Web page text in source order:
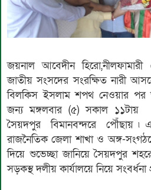
জয়নাল আবেদীন হিরো,নীলফামারী
জাতীয় সংসদের সংরক্ষিত নারী
বিলকিস ইসলাম শপথ নেওয়ার
জন্য মঙ্গলবার (৫) সকাল ১১টায়
সৈয়দপুর বিমানবন্দরে পৌঁছায় ৷
রাজনৈতিক জেলা শাখা ও অঙ্গ-
দিয়ে শুভেচ্ছা জানিয়ে সৈয়দপুর
সড়কস্থ দলীয় কার্যালয়ে নিয়ে সংবর্ধনা